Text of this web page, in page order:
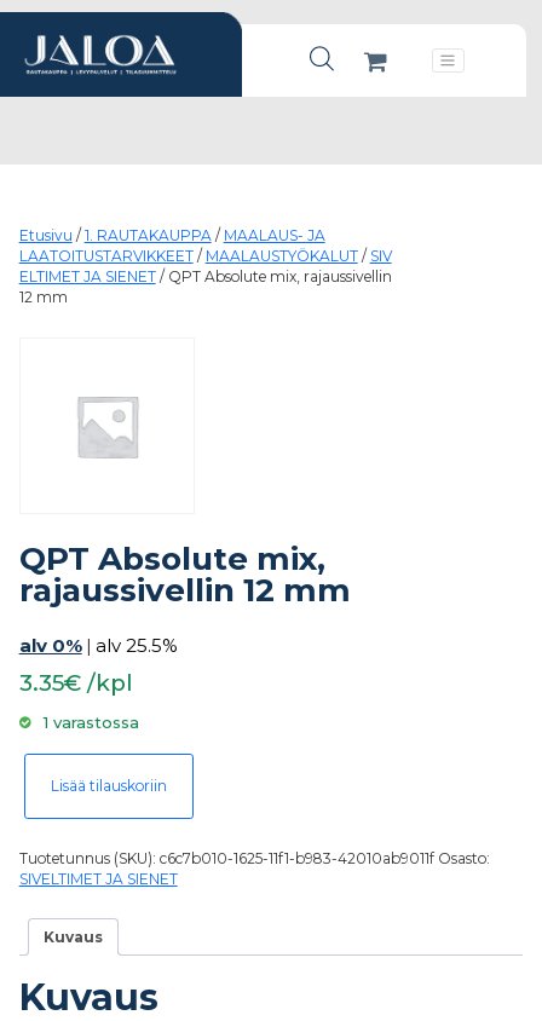
Products search
Päävalikko
Etusivu / 1. RAUTAKAUPPA/ MAALAUS- JA
LAATOITUSTARVIKKEET/ MAALAUSTYÖKALUT/ SIV
ELTIMET JA SIENET/ QPT Absolute mix, rajaussivellin
12 mm
QPT Absolute mix,
rajaussivellin 12 mm
alv 0% | alv 25.5%
3.35€ /kpl
1 varastossa
QPT Absolute mix, rajaussivellin 12 mm määrä
Lisää tilauskoriin
Tuotetunnus (SKU): c6c7b010-1625-11f1-b983-42010ab9011f Osasto:
SIVELTIMET JA SIENET
Kuvaus
Kuvaus